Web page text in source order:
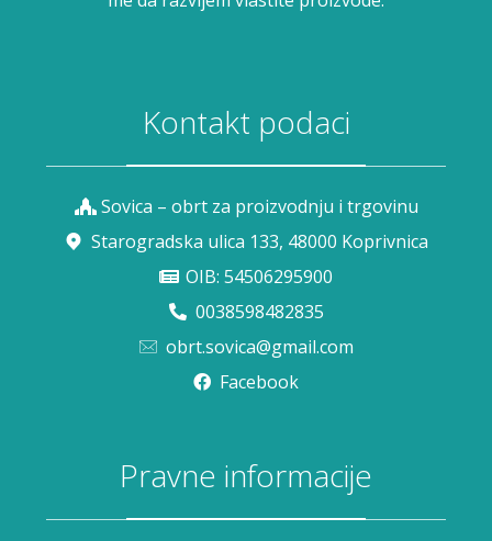
Kontakt podaci
Sovica – obrt za proizvodnju i trgovinu
Starogradska ulica 133, 48000 Koprivnica
OIB: 54506295900
0038598482835
obrt.sovica@gmail.com
Facebook
Pravne informacije